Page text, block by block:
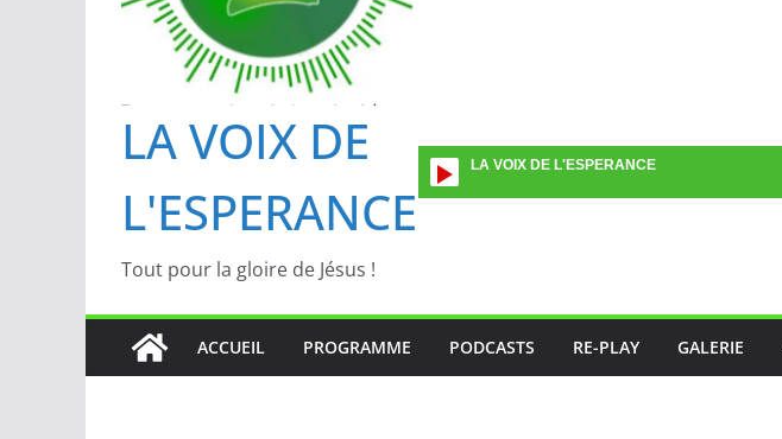
LA VOIX DE
L'ESPERANCE
Tout pour la gloire de Jésus !
LA VOIX DE L'ESPERANCE
ACCUEIL PROGRAMME PODCASTS RE-PLAY GALERIE